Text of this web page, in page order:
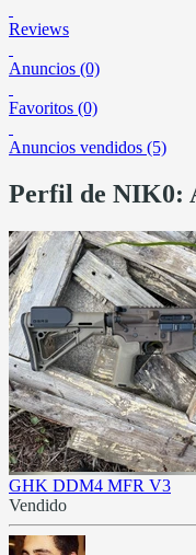
Reviews
Anuncios (0)
Favoritos (0)
Anuncios vendidos (5)
Perfil de NIK0:
GHK DDM4 MFR V3
Vendido